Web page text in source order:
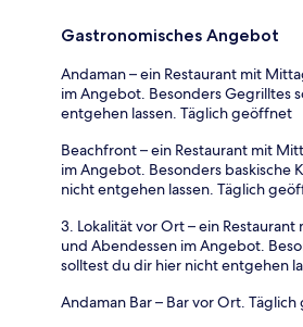
Gastronomisches Angebot
Andaman – ein Restaurant mit
im Angebot. Besonders Gegrilltes
entgehen lassen. Täglich geöffnet
Beachfront – ein Restaurant mit
im Angebot. Besonders baskische
nicht entgehen lassen. Täglich
3. Lokalität vor Ort – ein
und Abendessen im Angebot.
solltest du dir hier nicht entgehen
Andaman Bar – Bar vor Ort.